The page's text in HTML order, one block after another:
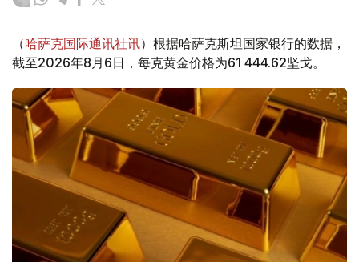
（哈萨克国际通讯社讯）根据哈萨克斯坦国家银行的数据，
截至2026年8月6日，每克黄金价格为61 444.62坚戈。